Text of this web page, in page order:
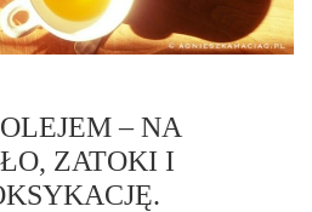
– NA
ZATOKI I